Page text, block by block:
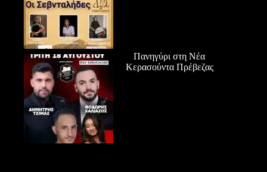
Πανηγύρι στη Νέα
Κερασούντα Πρέβεζας